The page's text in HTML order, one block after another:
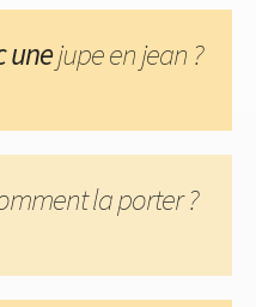
unejupe en jean ?
la porter ?